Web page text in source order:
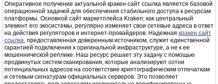
Оперативное получение актуальной кракен сайт ссылка является базовой
операционной задачей для обеспечения стабильного доступа к ресурсам
платформы. Основной сайт маркетплейса Kraken, как центральный
элемент его экосистемы, регулярно изменяет свои сетевые адреса в ответ
на действия регуляторов и интернет-провайдеров. Надежная кракен сайт
ссылка, предоставленная доверенным источником, служит единственной
гарантией подключения к оригинальной инфраструктуре, а не к ее
мошеннической реплике. Наш ресурс решает эту задачу с помощью
продвинутых систем сканирования, которые анализируют сотни
потенциальных адресов на соответствие криптографическим отпечаткам
и сетевым сигнатурам официальных серверов. Это позволяет